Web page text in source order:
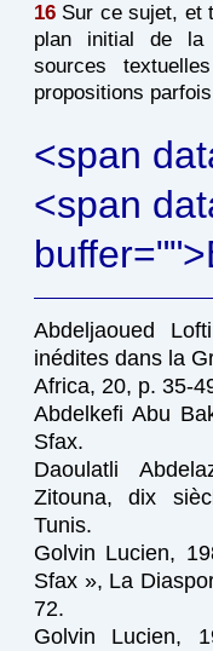
16 Sur ce sujet, et
plan initial de la
sources
propositions
<span
<span
buffer="
Abdeljaoued
inédites dans la
Africa, 20, p. 35-
Abdelkefi Abu
Sfax.
Daoulatli
Zitouna, dix
Tunis.
Golvin Lucien,
Sfax », La
72.
Golvin Lucien,